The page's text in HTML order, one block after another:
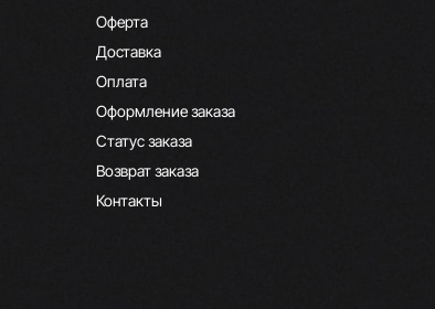
Оферта
Доставка
Оплата
Оформление заказа
Статус заказа
Возврат заказа
Контакты